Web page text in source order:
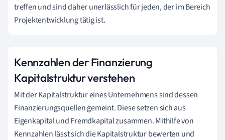
treffen und sind daher unerlässlich für jeden, der im Bereich
Projektentwicklung tätig ist.
Kennzahlen der Finanzierung
Kapitalstruktur verstehen
Mit der Kapitalstruktur eines Unternehmens sind dessen
Finanzierungsquellen gemeint. Diese setzen sich aus
Eigenkapital und Fremdkapital zusammen. Mithilfe von
Kennzahlen lässt sich die Kapitalstruktur bewerten und